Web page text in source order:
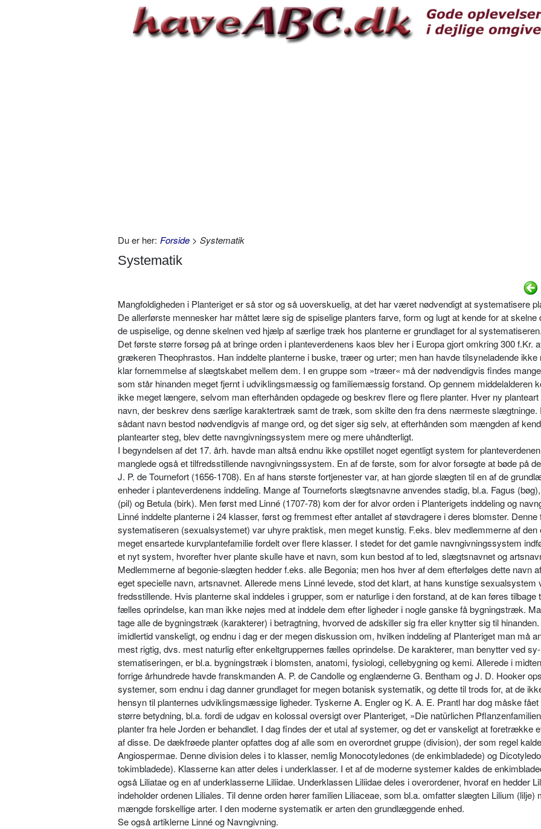
Du er her: Forside > Systematik
Systematik
Mangfoldigheden i Planteriget er så stor og så uoverskuelig, at det har været nødvendigt at systematisere
De allerførste mennesker har måttet lære sig de spiselige planters farve, form og lugt at kende for at skelne
de uspiselige, og denne skelnen ved hjælp af særlige træk hos planterne er grundlaget for al
Det første større forsøg på at bringe orden i planteverdenens kaos blev her i Europa gjort omkring 300 f.Kr.
grækeren Theophrastos. Han inddelte planterne i buske, træer og urter; men han havde tilsyneladende ikke
klar fornemmelse af slægtskabet mel­lem dem. I en gruppe som »træer« må der nødvendigvis findes
som står hinanden meget fjernt i udviklingsmæssig og familiemæssig for­stand. Op gennem middelalderen
ikke meget længere, selvom man efterhånden opdagede og beskrev flere og flere planter. Hver ny
navn, der beskrev dens særlige ka­raktertræk samt de træk, som skilte den fra dens nærmeste slægtninge.
sådant navn bestod nødvendigvis af mange ord, og det siger sig selv, at efterhånden som mængden af
plantearter steg, blev dette navngiv­ningssystem mere og mere uhåndter­ligt.
I begyndelsen af det 17. årh. havde man altså endnu ikke opstillet noget egentligt system for
manglede også et tilfredsstil­lende navngivningssystem. En af de første, som for alvor forsøgte at bøde på
J. P. de Tournefort (1656-1708). En af hans største fortje­nester var, at han gjorde slægten til en af de
enheder i plante­verdenens inddeling. Mange af Tour­neforts slægtsnavne anvendes stadig, bl.a. Fagus
(pil) og Betula (birk). Men først med Linné (1707-78) kom der for alvor orden i Planterigets inddeling og
Linné inddelte planterne i 24 klasser, først og fremmest efter antallet af støvdragere i deres blomster. Denne
syste­matiseren (sexualsystemet) var uhyre praktisk, men meget kunstig. F.eks. blev medlemmerne af den
meget ensartede kurvplantefamilie fordelt over flere klasser. I stedet for det gamle navngivningssystem
et nyt system, hvorefter hver plante skulle have et navn, som kun bestod af to led, slægtsnavnet og
Medlemmerne af begonie-slægten hed­der f.eks. alle Begonia; men hos hver af dem efterfølges dette navn
eget specielle navn, artsnavnet. Allere­de mens Linné levede, stod det klart, at hans kunstige
fredsstillende. Hvis planterne skal ind­deles i grupper, som er naturlige i den forstand, at de kan føres tilbage
fælles oprindelse, kan man ikke nøjes med at inddele dem efter ligheder i nogle ganske få bygningstræk.
tage alle de bygningstræk (karakterer) i betragtning, hvorved de adskiller sig fra eller knytter sig til
imidlertid vanskeligt, og endnu i dag er der megen diskussion om, hvilken ind­deling af Planteriget man må
mest rigtig, dvs. mest naturlig efter enkeltgruppernes fælles oprindelse. De karakterer, man benytter ved sy­
stematiseringen, er bl.a. bygningstræk i blomsten, anatomi, fysiologi, celle­bygning og kemi. Allerede i
forrige århundrede havde franskman­den A. P. de Candolle og englænderne G. Bentham og J. D. Hooker
systemer, som endnu i dag danner grundlaget for megen botanisk syste­matik, og dette til trods for, at de
hensyn til planternes udviklings­mæssige ligheder. Tyskerne A. Engler og K. A. E. Prantl har dog måske fået
større betydning, bl.a. fordi de udgav en kolossal oversigt over Plante­riget, »Die natürlichen
planter fra hele Jorden er behandlet. I dag findes der et utal af systemer, og det er vanskeligt at fore­trække
af disse. De dækfrøe­de planter opfattes dog af alle som en overordnet gruppe (division), der som regel
Angiospermae. Denne di­vision deles i to klasser, nemlig Mono­cotyledones (de enkimbladede) og
tokimbladede). Klas­serne kan atter deles i underklasser. I et af de moderne systemer kaldes de
også Liliatae og en af underklasserne Liliidae. Under­klassen Liliidae deles i overordener, hvoraf en hedder
indeholder ordenen Liliales. Til denne orden hører familien Liliaceae, som bl.a. om­fatter slægten Lilium (lilje)
mængde forskellige arter. I den moderne systematik er arten den grundlæg­gende enhed.
Se også artiklerne Linné og Navngiv­ning.